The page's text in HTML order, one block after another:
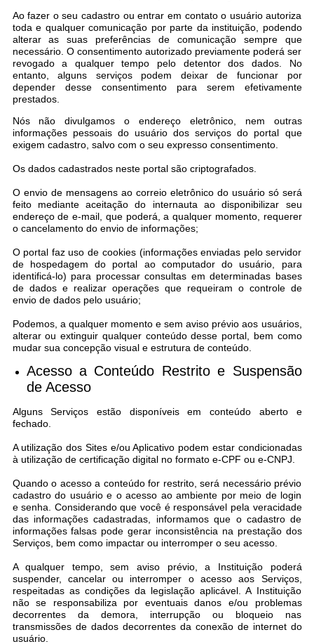
Audiências Públicas
Ouvidoria
Contratos
Galeria de Vídeos
Secretarias
Projetos
Contas Públicas
Legislação
Editais
Links
Telefones Úteis
Transparência
A Prefeitura
Enquete
Jornal
Diário Oficial
SIC
Ao fazer o seu cadastro ou entrar em contato o usuário autoriza
toda e qualquer comunicação por parte da instituição, podendo
alterar as suas preferências de comunicação sempre que
necessário. O consentimento autorizado previamente poderá ser
revogado a qualquer tempo pelo detentor dos dados. No
entanto, alguns serviços podem deixar de funcionar por
depender desse consentimento para serem efetivamente
prestados.
Nós não divulgamos o endereço eletrônico, nem outras
informações pessoais do usuário dos serviços do portal que
exigem cadastro, salvo com o seu expresso consentimento.
Os dados cadastrados neste portal são criptografados.
O envio de mensagens ao correio eletrônico do usuário só será
feito mediante aceitação do internauta ao disponibilizar seu
endereço de e-mail, que poderá, a qualquer momento, requerer
o cancelamento do envio de informações;
O portal faz uso de cookies (informações enviadas pelo servidor
de hospedagem do portal ao computador do usuário, para
identificá-lo) para processar consultas em determinadas bases
de dados e realizar operações que requeiram o controle de
envio de dados pelo usuário;
Podemos, a qualquer momento e sem aviso prévio aos usuários,
alterar ou extinguir qualquer conteúdo desse portal, bem como
mudar sua concepção visual e estrutura de conteúdo.
Acesso a Conteúdo Restrito e Suspensão
de Acesso​
Alguns Serviços estão disponíveis em conteúdo aberto e
fechado.
A utilização dos Sites e/ou Aplicativo podem estar condicionadas
à utilização de certificação digital no formato e-CPF ou e-CNPJ.
Quando o acesso a conteúdo for restrito, será necessário prévio
cadastro do usuário e o acesso ao ambiente por meio de login
e senha. Considerando que você é responsável pela veracidade
das informações cadastradas, informamos que o cadastro de
informações falsas pode gerar inconsistência na prestação dos
Serviços, bem como impactar ou interromper o seu acesso.
A qualquer tempo, sem aviso prévio, a Instituição poderá
suspender, cancelar ou interromper o acesso aos Serviços,
respeitadas as condições da legislação aplicável. A Instituição
não se responsabiliza por eventuais danos e/ou problemas
decorrentes da demora, interrupção ou bloqueio nas
transmissões de dados decorrentes da conexão de internet do
usuário.